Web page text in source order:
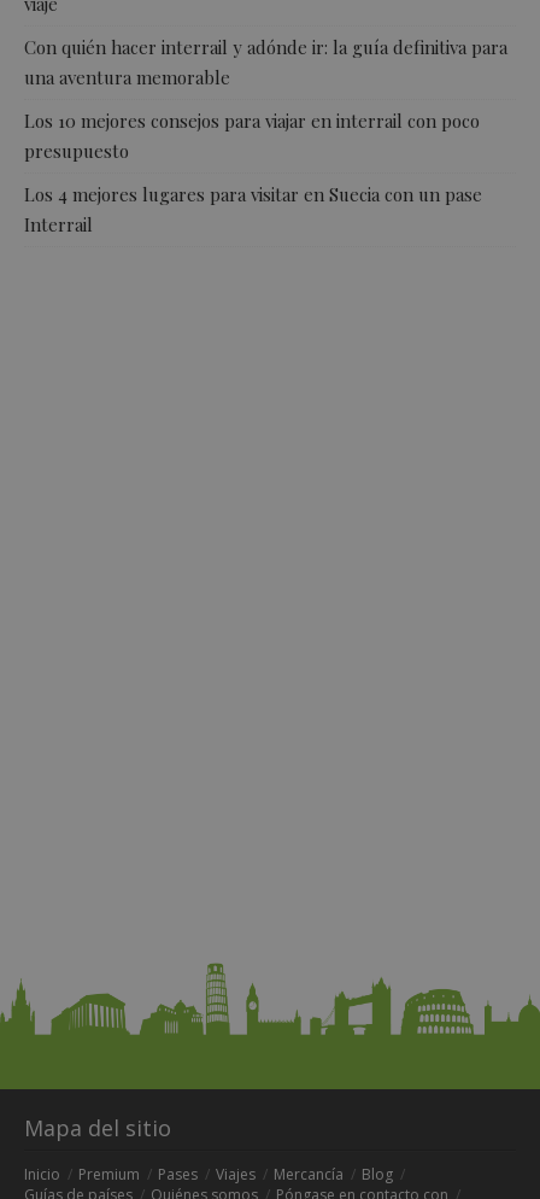
Con quién hacer interrail y adónde ir: la guía definitiva para
una aventura memorable
Los 10 mejores consejos para viajar en interrail con poco
presupuesto
Los 4 mejores lugares para visitar en Suecia con un pase
Interrail
Mapa del sitio
Inicio Premium Pases Viajes Mercancía
Blog
Guías de países
Quiénes somos
Póngase en contacto con